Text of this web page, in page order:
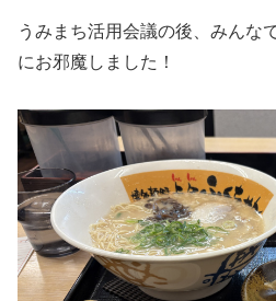
うみまち活用会議の後、みんな
にお邪魔しました！